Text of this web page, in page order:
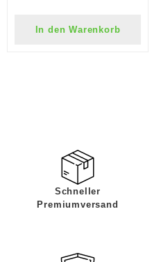
In den Warenkorb
Schneller
Premiumversand